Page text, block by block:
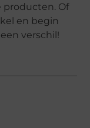
producten. Of
en begin
verschil!